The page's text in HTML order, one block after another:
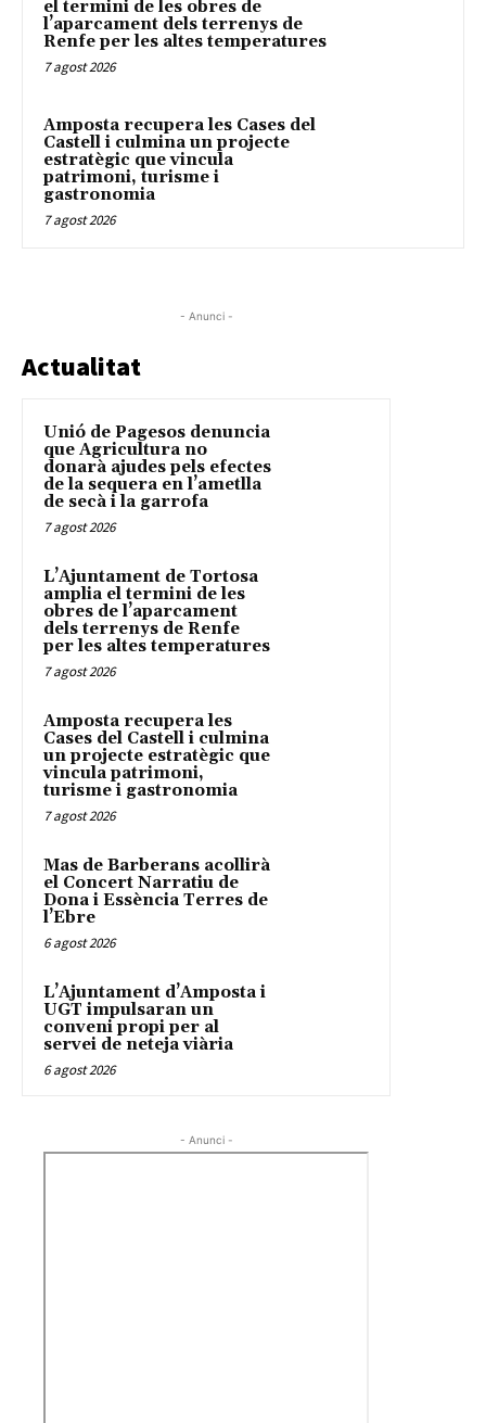
el termini de les obres de
l’aparcament dels terrenys de
Renfe per les altes temperatures
7 agost 2026
Amposta recupera les Cases del
Castell i culmina un projecte
estratègic que vincula
patrimoni, turisme i
gastronomia
7 agost 2026
- Anunci -
Actualitat
Unió de Pagesos denuncia
que Agricultura no
donarà ajudes pels efectes
de la sequera en l’ametlla
de secà i la garrofa
7 agost 2026
L’Ajuntament de Tortosa
amplia el termini de les
obres de l’aparcament
dels terrenys de Renfe
per les altes temperatures
7 agost 2026
Amposta recupera les
Cases del Castell i culmina
un projecte estratègic que
vincula patrimoni,
turisme i gastronomia
7 agost 2026
Mas de Barberans acollirà
el Concert Narratiu de
Dona i Essència Terres de
l’Ebre
6 agost 2026
L’Ajuntament d’Amposta i
UGT impulsaran un
conveni propi per al
servei de neteja viària
6 agost 2026
- Anunci -